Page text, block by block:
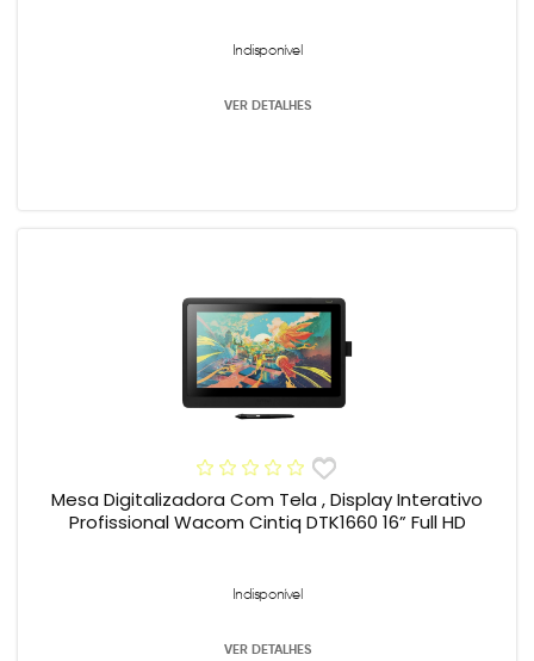
Indisponível
VER DETALHES
Mesa Digitalizadora Com Tela , Display Interativo
Profissional Wacom Cintiq DTK1660 16” Full HD
Indisponível
VER DETALHES